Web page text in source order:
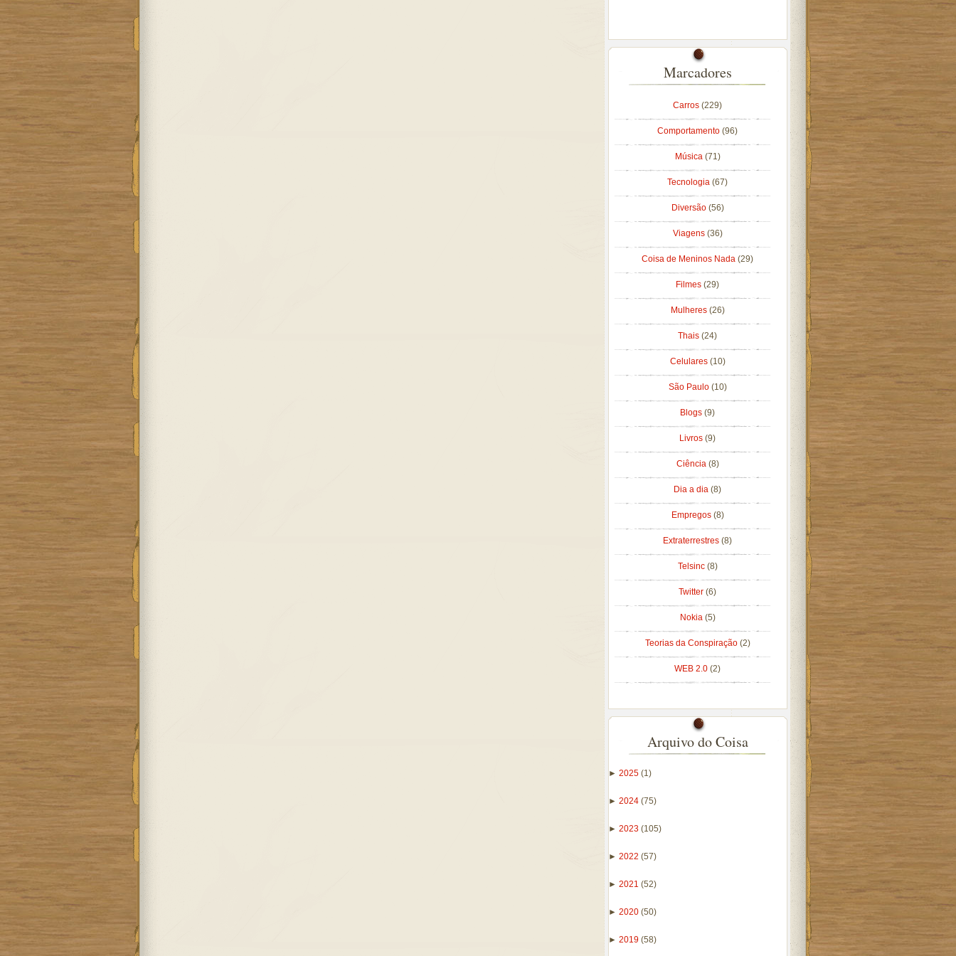
Marcadores
Carros (229)
Comportamento (96)
Música (71)
Tecnologia (67)
Diversão (56)
Viagens (36)
Coisa de Meninos Nada (29)
Filmes (29)
Mulheres (26)
Thais (24)
Celulares (10)
São Paulo (10)
Blogs (9)
Livros (9)
Ciência (8)
Dia a dia (8)
Empregos (8)
Extraterrestres (8)
Telsinc (8)
Twitter (6)
Nokia (5)
Teorias da Conspiração (2)
WEB 2.0 (2)
Arquivo do Coisa
► 2025 (1)
► 2024 (75)
► 2023 (105)
► 2022 (57)
► 2021 (52)
► 2020 (50)
► 2019 (58)